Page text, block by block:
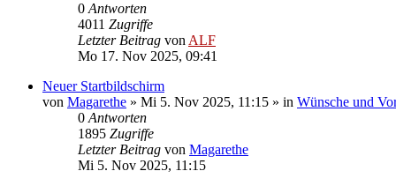
0 Antworten
4011 Zugriffe
Letzter Beitrag von ALF
Mo 17. Nov 2025, 09:41
Neuer Startbildschirm
von Magarethe » Mi 5. Nov 2025, 11:15 » in Wünsche und
0 Antworten
1895 Zugriffe
Letzter Beitrag von Magarethe
Mi 5. Nov 2025, 11:15